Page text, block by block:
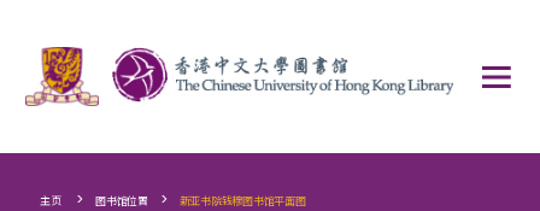
主页 > 图书馆位置 > 新亚书院钱穆图书馆平面图